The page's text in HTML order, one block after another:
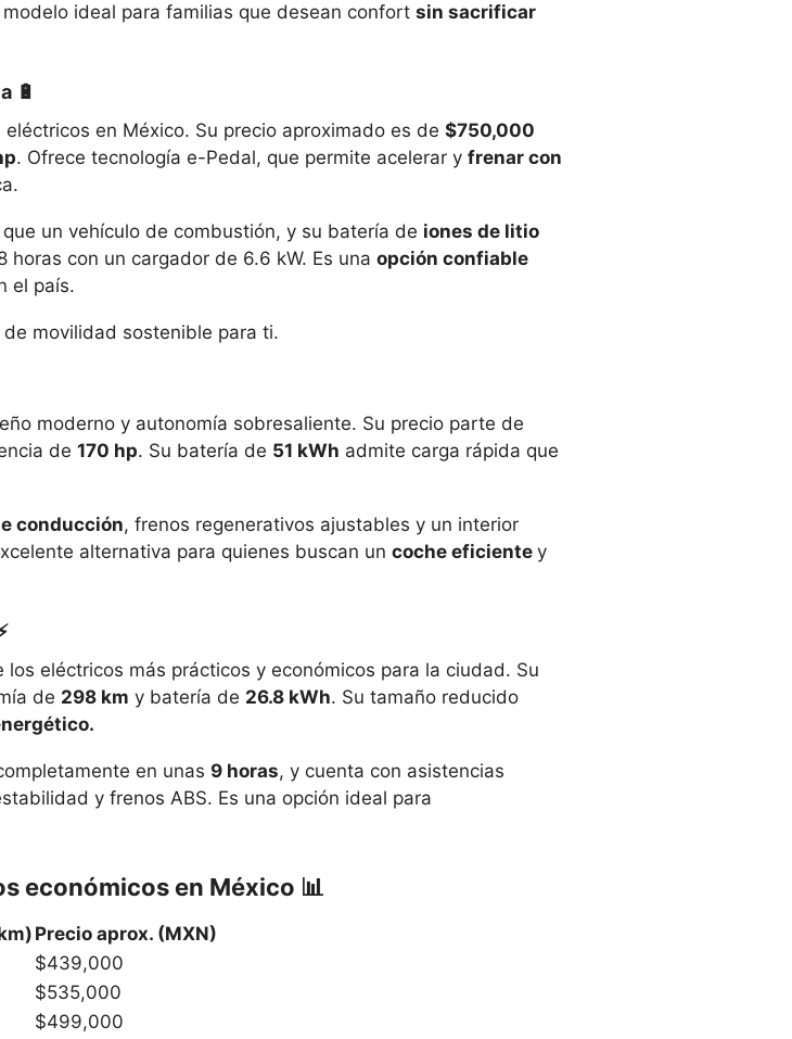
modelo ideal para familias que desean confort sin sacrificar
🔋
en México. Su precio aproximado es de $750,000
. Ofrece tecnología e-Pedal, que permite acelerar y frenar con
que un vehículo de combustión, y su batería de iones de litio
con un cargador de 6.6 kW. Es una opción confiable
el país.
movilidad sostenible para ti.
moderno y autonomía sobresaliente. Su precio parte de
de 170 hp. Su batería de 51 kWh admite carga rápida que
conducción, frenos regenerativos ajustables y un interior
alternativa para quienes buscan un coche eficiente y
los eléctricos más prácticos y económicos para la ciudad. Su
de 298 km y batería de 26.8 kWh. Su tamaño reducido
en unas 9 horas, y cuenta con asistencias
y frenos ABS. Es una opción ideal para
económicos en México 📊
Precio aprox. (MXN)
$439,000
$535,000
$499,000